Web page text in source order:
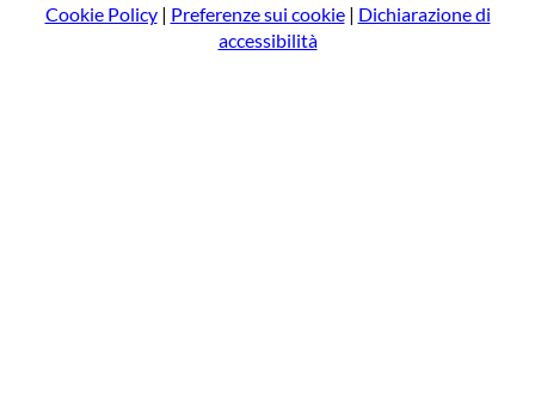
Cookie Policy| Preferenze sui cookie| Dichiarazione di
accessibilità